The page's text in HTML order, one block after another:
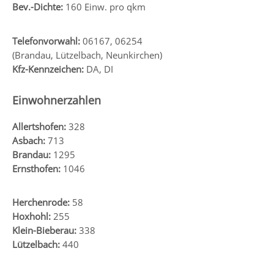
Bev.-Dichte: 160 Einw. pro qkm
Telefonvorwahl: 06167, 06254
(Brandau, Lützelbach, Neunkirchen)
Kfz-Kennzeichen: DA, DI
Einwohnerzahlen
Allertshofen: 328
Asbach: 713
Brandau: 1295
Ernsthofen: 1046
Herchenrode: 58
Hoxhohl: 255
Klein-Bieberau: 338
Lützelbach: 440